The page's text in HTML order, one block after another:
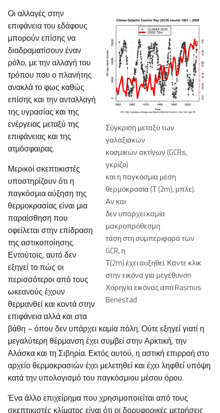
Σύγκριση μεταξύ των
γαλαξιακών
κοσμικών ακτίνων (GCRs,
γκρίζο)
και η παγκόσμια μέση
θερμοκρασία (Τ (2m), μπλε).
Αν και
δεν υπάρχει καμία
μακροπρόθεσμη
τάση στη συμπεριφορά των
GCR, η
Τ(2m) έχει αυξηθεί. Κάντε κλικ
στην εικόνα για μεγέθυνσn
Χορηγία εικόνας από Rasmus
Benestad
Οι αλλαγές στην
επιφάνεια του εδάφους
μπορούν επίσης να
διαδραματίσουν έναν
ρόλο, με την αλλαγή του
τρόπου που ο πλανήτης
ανακλά το φως καθώς
επίσης και την ανταλλαγή
της υγρασίας και της
ενέργειας μεταξύ της
επιφάνειας και της
ατμόσφαιρας.
Μερικοί σκεπτικιστές
υποστηρίζουν ότι η
παγκόσμια αύξηση της
θερμοκρασίας είναι μια
παραίσθηση που
οφείλεται στην επίδραση
της αστικοποίησης.
Εντούτοις, αυτό δεν
εξηγεί το πώς οι
περισσότεροι από τους
ωκεανούς έχουν
θερμανθεί και κοντά στην
επιφάνεια αλλά και στα
βάθη – όπου δεν υπάρχει καμία πόλη. Ούτε εξηγεί γιατί η
μεγαλύτερη θέρμανση έχει συμβεί στην Αρκτική, την
Αλάσκα και τη Σιβηρία. Εκτός αυτού, η αστική επιρροή στο
αρχείο θερμοκρασιών έχει μελετηθεί και έχει ληφθεί υπόψη
κατά την υπολογισμό του παγκόσμιου μέσου όρου.
Ένα άλλο επιχείρημα που χρησιμοποιείται από τους
σκεπτικιστές κλίματος είναι ότι οι δορυφορικές μετρήσεις